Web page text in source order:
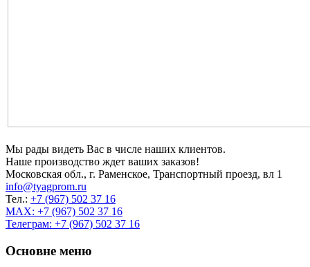
Мы рады видеть Вас в числе наших клиентов.
Наше производство ждет ваших заказов!
Московская обл., г. Раменское, Транспортный проезд, вл 1
info@tyagprom.ru
Тел.: +7 (967) 502 37 16
MAX: +7 (967) 502 37 16
Телеграм: +7 (967) 502 37 16
Основне меню